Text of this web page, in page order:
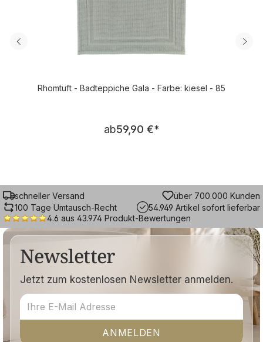
Rhomtuft - Badteppiche Gala - Farbe: kiesel - 85
Regulärer Preis:
ab59,90 €*
schneller Versand
über 700.000 Kunden
100 Tage Umtausch-Recht
54.949 Artikel sofort lieferbar
4.6 aus 43.974 Produkt-Bewertungen
Newsletter
Jetzt zum kostenlosen Newsletter anmelden.
ANMELDEN